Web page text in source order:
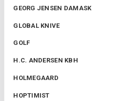
GEORG JENSEN DAMASK
GLOBAL KNIVE
GOLF
H.C. ANDERSEN KBH
HOLMEGAARD
HOPTIMIST